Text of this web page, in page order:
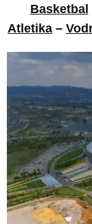
Basketbal
Atletika –